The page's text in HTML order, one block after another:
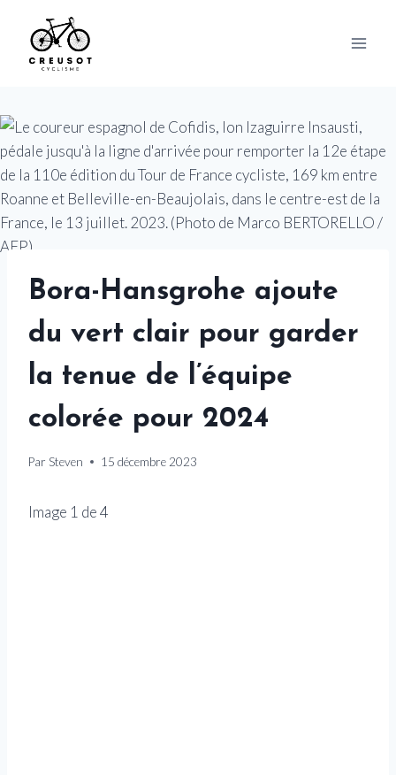
content
Bora-Hansgrohe ajoute
du vert clair pour garder
la tenue de l’équipe
colorée pour 2024
Par Steven 15 décembre 2023
Image 1 de4